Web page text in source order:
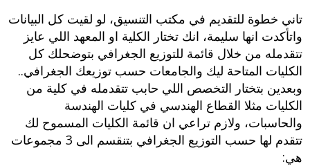
تاني خطوة للتقديم في مكتب التنسيق، لو لقيت كل البيانات
واتأكدت انها سليمة، انك تختار الكلية او المعهد اللي عايز
تتقدمله من خلال قائمة للتوزيع الجغرافي بتوضحلك كل
الكليات المتاحة ليك والجامعات حسب توزيعك الجغرافي..
وبعدين بتختار التخصص اللي حابب تتقدمله في كلية من
الكليات مثلا القطاع الهندسي في كليات الهندسة
والحاسبات، ولازم تراعي ان قائمة الكليات المسموح لك
تتقدم لها حسب التوزيع الجغرافي بتنقسم الى 3 مجموعات
هي: